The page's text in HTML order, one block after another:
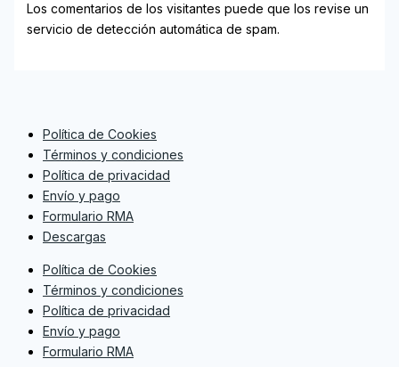
Los comentarios de los visitantes puede que los revise un
servicio de detección automática de spam.
Política de Cookies
Términos y condiciones
Política de privacidad
Envío y pago
Formulario RMA
Descargas
Política de Cookies
Términos y condiciones
Política de privacidad
Envío y pago
Formulario RMA